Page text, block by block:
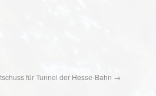
für Tunnel der Hesse-Bahn →